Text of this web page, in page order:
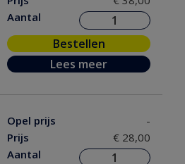
Aantal
Bestellen
Lees meer
Opel prijs
-
Prijs
€ 28,00
Aantal